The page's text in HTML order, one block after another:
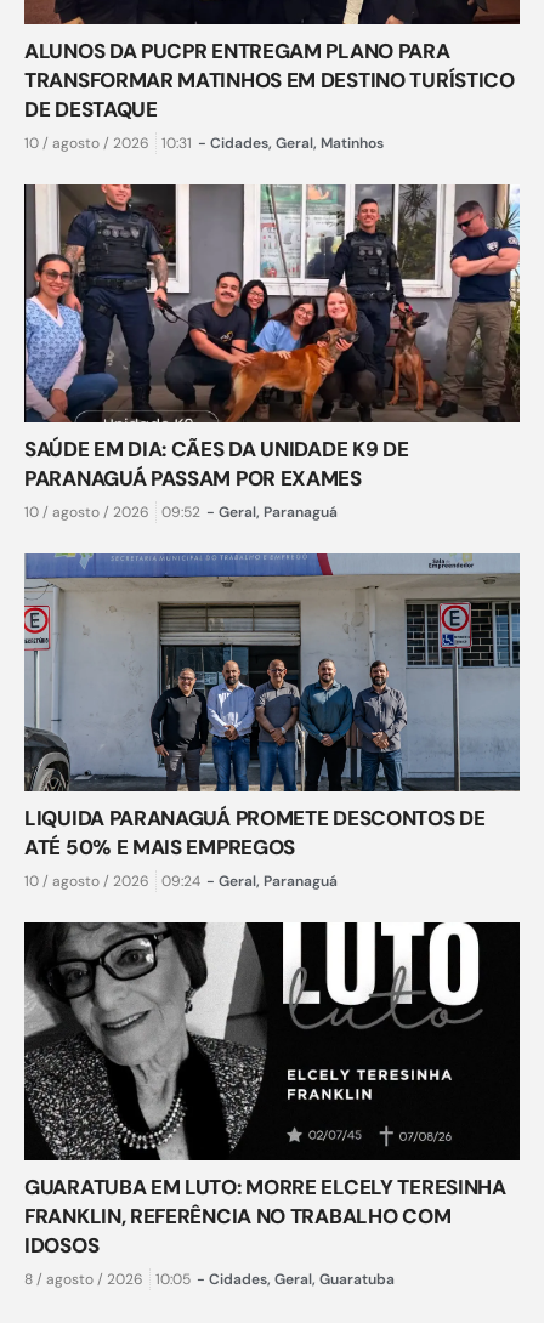
ALUNOS DA PUCPR ENTREGAM PLANO PARA
TRANSFORMAR MATINHOS EM DESTINO TURÍSTICO
DE DESTAQUE
10 / agosto / 2026 10:31 - Cidades, Geral, Matinhos
SAÚDE EM DIA: CÃES DA UNIDADE K9 DE
PARANAGUÁ PASSAM POR EXAMES
10 / agosto / 2026 09:52 - Geral, Paranaguá
LIQUIDA PARANAGUÁ PROMETE DESCONTOS DE
ATÉ 50% E MAIS EMPREGOS
10 / agosto / 2026 09:24 - Geral, Paranaguá
GUARATUBA EM LUTO: MORRE ELCELY TERESINHA
FRANKLIN, REFERÊNCIA NO TRABALHO COM
IDOSOS
8 / agosto / 2026 10:05 - Cidades, Geral, Guaratuba